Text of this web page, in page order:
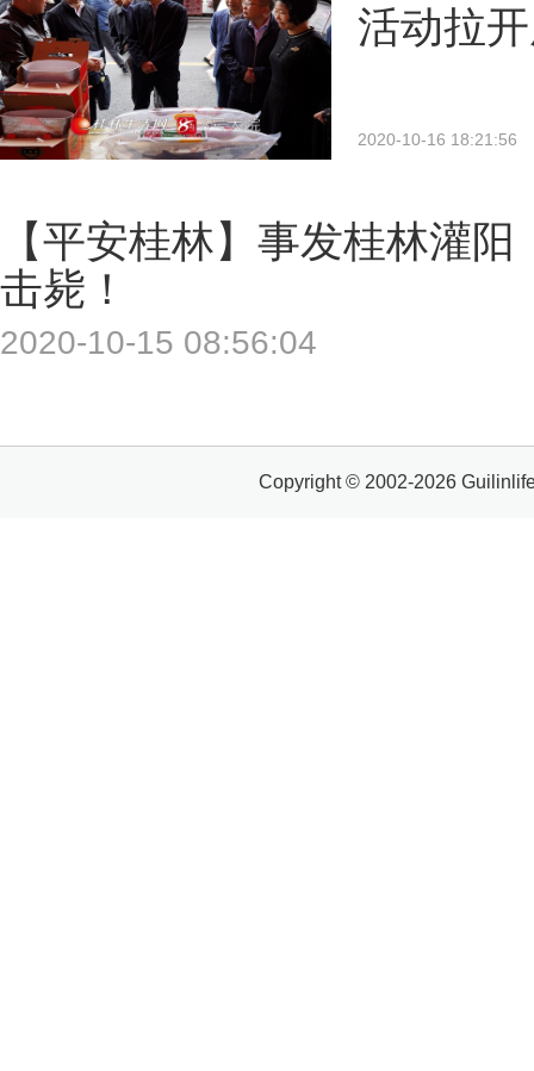
活动拉
2020-10-16 18:21:56
【平安桂林】事发桂林灌
击毙！
2020-10-15 08:56:04
Copyright © 2002-2026